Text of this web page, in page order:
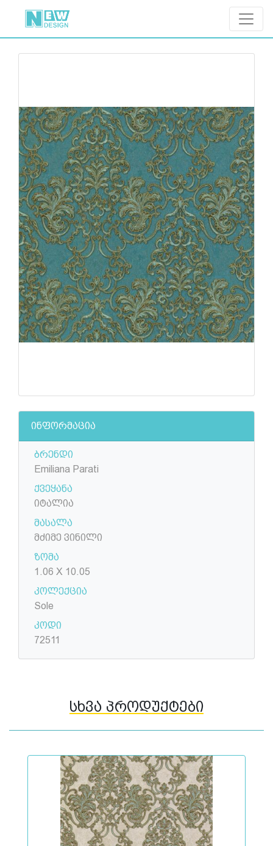
ინფორმაცია
ბრენდი
Emiliana Parati
ქვეყანა
იტალია
მასალა
მძიმე ვინილი
ზომა
1.06 X 10.05
კოლექცია
Sole
კოდი
72511
სხვა პროდუქტები